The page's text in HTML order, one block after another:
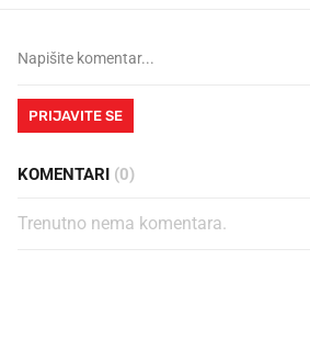
PRIJAVITE SE
KOMENTARI (0)
Trenutno nema komentara.